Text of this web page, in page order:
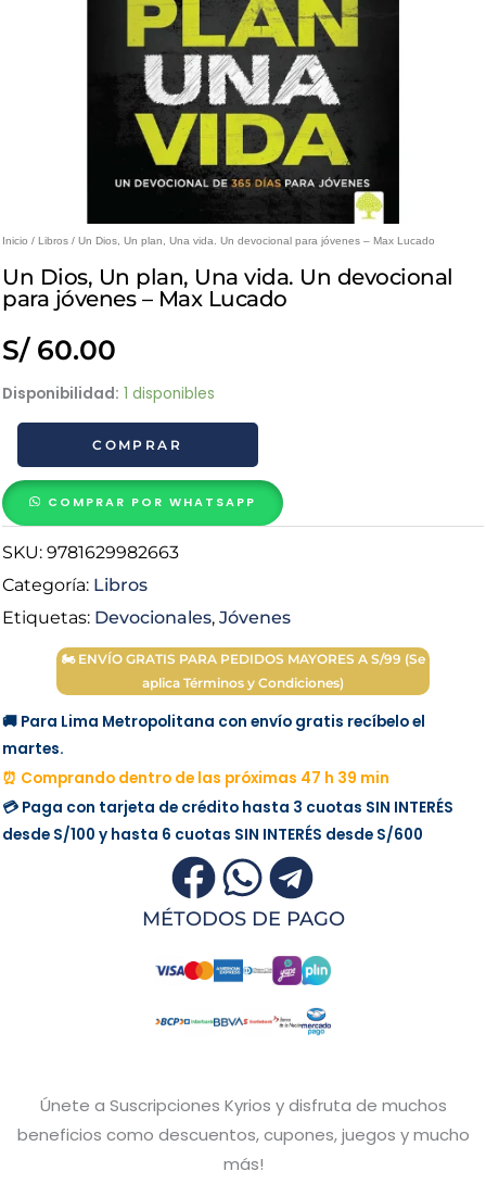
Inicio / Libros / Un Dios, Un plan, Una vida. Un devocional para jóvenes – Max Lucado
Un Dios, Un plan, Una vida. Un devocional
para jóvenes – Max Lucado
S/60.00
Disponibilidad: 1 disponibles
Un
Dios,
plan,
Una
vida.
Un
devocional
para
Lucado
cantidad
COMPRAR
COMPRAR POR WHATSAPP
SKU: 9781629982663
Categoría: Libros
Etiquetas: Devocionales, Jóvenes
🏍 ENVÍO GRATIS PARA PEDIDOS MAYORES A S/99 (Se
aplica Términos y Condiciones)
🚚 Para Lima Metropolitana con envío gratis recíbelo el
martes.
⏰ Comprando dentro de las próximas 47 h 39 min
💳 Paga con tarjeta de crédito hasta 3 cuotas SIN INTERÉS
desde S/100 y hasta 6 cuotas SIN INTERÉS desde S/600
MÉTODOS DE PAGO
Únete a Suscripciones Kyrios y disfruta de muchos
beneficios como descuentos, cupones, juegos y mucho
más!